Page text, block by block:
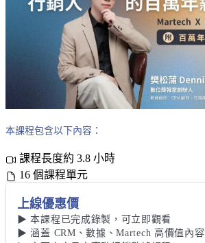
本課程包含以下內容：
課程長度約 3.8 小時
16 個課程單元
上線優惠價
▶︎ 本課程已完成錄製，可立即觀看
▶︎ 涵蓋 CRM、數據、Martech 高價值內容